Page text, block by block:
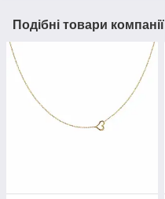
Подібні товари компанії